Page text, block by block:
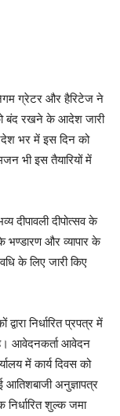
ग्रेटर और हैरिटेज ने
बंद रखने के आदेश जारी
भर में इस दिन को
भी इस तैयारियों में
दीपावली दीपोत्सव के
भण्डारण और व्यापार के
के लिए जारी किए
निर्धारित प्रपत्र में
आवेदनकर्ता आवेदन
में कार्य दिवस को
अनुज्ञापत्र
शुल्क जमा